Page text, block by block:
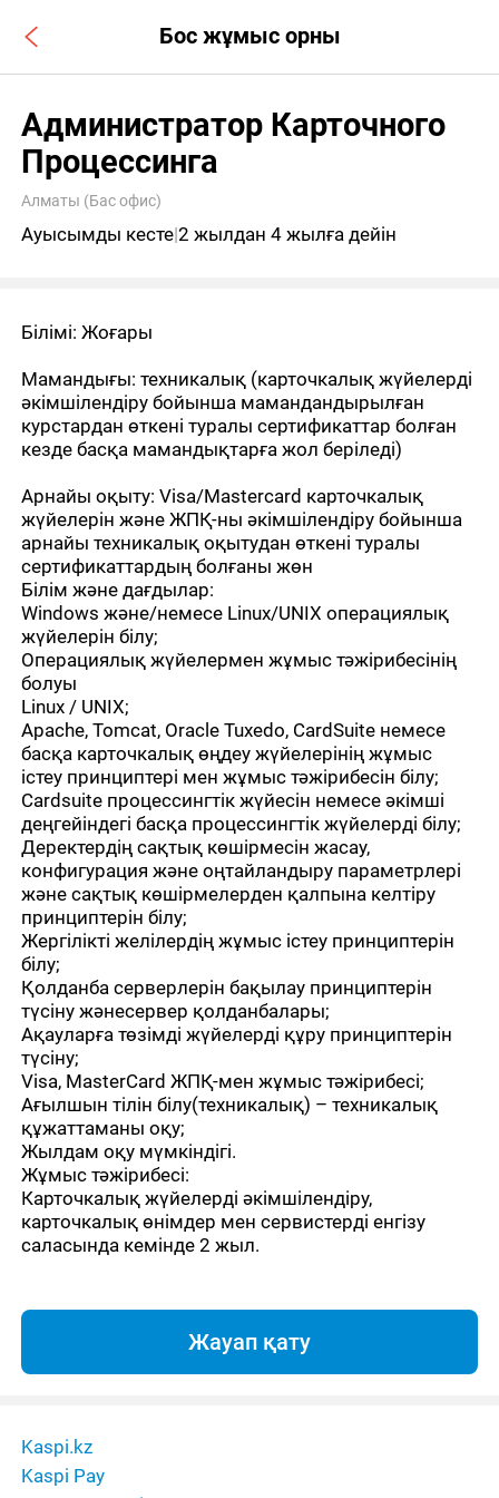
Бос жұмыс орны
Администратор Карточного
Процессинга
Алматы (Бас офис)
Ауысымды кесте|2 жылдан 4 жылға дейін
Білімі: Жоғары
Мамандығы: техникалық (карточкалық жүйелерді
әкімшілендіру бойынша мамандандырылған
курстардан өткені туралы сертификаттар болған
кезде басқа мамандықтарға жол беріледі)
Арнайы оқыту: Visa/Mastercard карточкалық
жүйелерін және ЖПҚ-ны әкімшілендіру бойынша
арнайы техникалық оқытудан өткені туралы
сертификаттардың болғаны жөн
Білім және дағдылар:
Windows және/немесе Linux/UNIX операциялық
жүйелерін білу;
Операциялық жүйелермен жұмыс тәжірибесінің
болуы
Linux / UNIX;
Apache, Tomcat, Oracle Tuxedo, CardSuite немесе
басқа карточкалық өңдеу жүйелерінің жұмыс
істеу принциптері мен жұмыс тәжірибесін білу;
Cardsuite процессингтік жүйесін немесе әкімші
деңгейіндегі басқа процессингтік жүйелерді білу;
Деректердің сақтық көшірмесін жасау,
конфигурация және оңтайландыру параметрлері
және сақтық көшірмелерден қалпына келтіру
принциптерін білу;
Жергілікті желілердің жұмыс істеу принциптерін
білу;
Қолданба серверлерін бақылау принциптерін
түсіну жәнесервер қолданбалары;
Ақауларға төзімді жүйелерді құру принциптерін
түсіну;
Visa, MasterCard ЖПҚ-мен жұмыс тәжірибесі;
Ағылшын тілін білу(техникалық) – техникалық
құжаттаманы оқу;
Жылдам оқу мүмкіндігі.
Жұмыс тәжірибесі:
Карточкалық жүйелерді әкімшілендіру,
карточкалық өнімдер мен сервистерді енгізу
саласында кемінде 2 жыл.
Жауап қату
Kaspi.kz
Kaspi Pay